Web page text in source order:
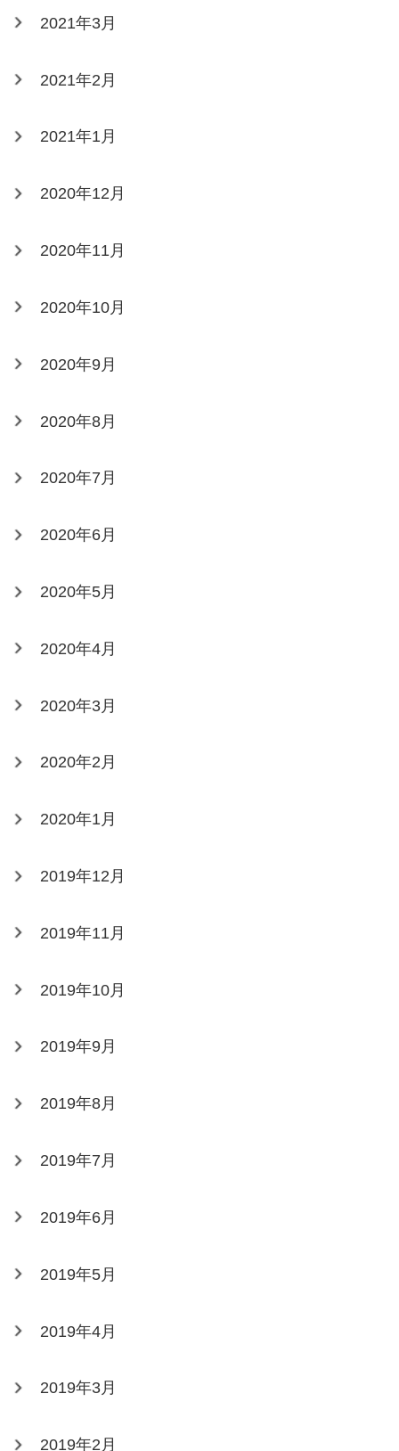
2021年3月
2021年2月
2021年1月
2020年12月
2020年11月
2020年10月
2020年9月
2020年8月
2020年7月
2020年6月
2020年5月
2020年4月
2020年3月
2020年2月
2020年1月
2019年12月
2019年11月
2019年10月
2019年9月
2019年8月
2019年7月
2019年6月
2019年5月
2019年4月
2019年3月
2019年2月